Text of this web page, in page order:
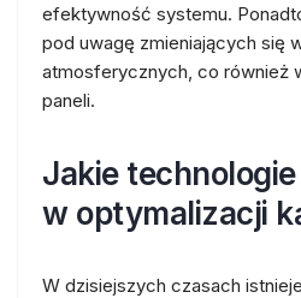
efektywność systemu.
pod uwagę zmieniających się
atmosferycznych, co również
paneli.
Jakie
w optymalizacji
W dzisiejszych czasach